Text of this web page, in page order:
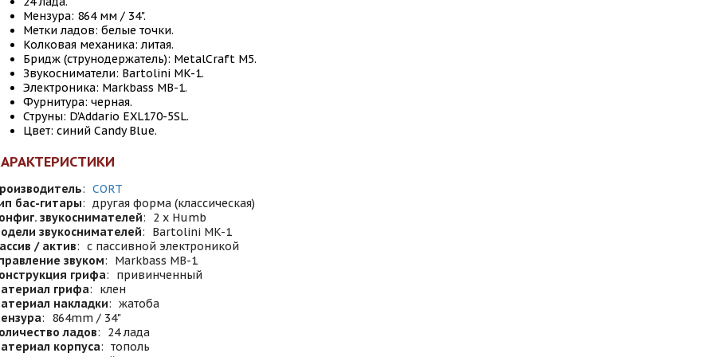
Мензура: 864 мм / 34".
Метки ладов: белые точки.
Колковая механика: литая.
Бридж (струнодержатель): MetalCraft M5.
Звукосниматели: Bartolini MK-1.
Электроника: Markbass MB-1.
Фурнитура: черная.
Струны: D'Addario EXL170-5SL.
Цвет: синий Candy Blue.
: CORT
бас-гитары: другая форма (классическая)
звукоснимателей:
2 x Humb
звукоснимателей:
Bartolini MK-1
/ актив: с пассивной электроникой
звуком:
Markbass MB-1
грифа:
привинченный
грифа:
клен
накладки: жатоба
:
864mm / 34"
ладов:
24 лада
корпуса: тополь